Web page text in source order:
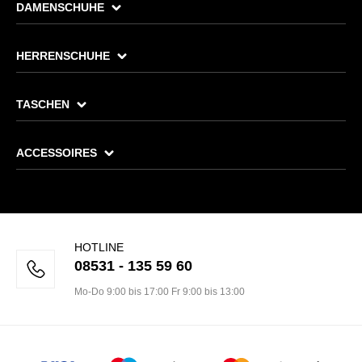
DAMENSCHUHE
HERRENSCHUHE
TASCHEN
ACCESSOIRES
HOTLINE
08531 - 135 59 60
Mo-Do 9:00 bis 17:00 Fr 9:00 bis 13:00